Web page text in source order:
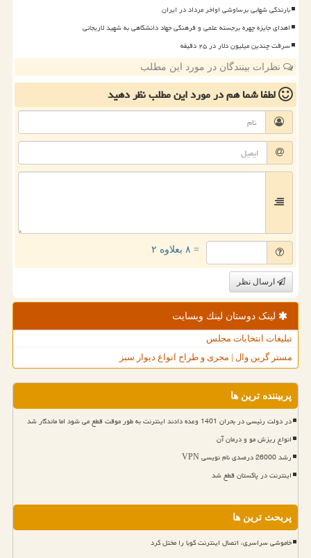
بارندگی شهابی برساوشی اواخر مرداد در ایران
اهدای جایزه چهره برجسته علمی و فرهنگی جهاد دانشگاهی به شهید لاریجانی
سرقت چندین میلیون دلار در ۲۵ دقیقه
نظرات بینندگان در مورد این مطلب
لطفا شما همدر مورد این مطلبنظر دهید
= ۸ بعلاوه ۲
ارسال نظر
لینک دوستان لینك وبسایت
تبلیغات انتخابات مجلس
مستر گرین وال | مجری و طراح انواع دیوار سبز
پربیننده ترین ها
در دولت رئیسی در بحران 1401 وعده دادند اینترنت به طور موقت قطع می شود اما ماندگار شد
انواع ریزش مو و درمان آن
رشد 26000 درصدی نام نویسی VPN
اینترنت در پاکستان قطع شد
پربحث ترین ها
خاموشی سراسری، اتصال اینترنت کوبا را مختل کرد